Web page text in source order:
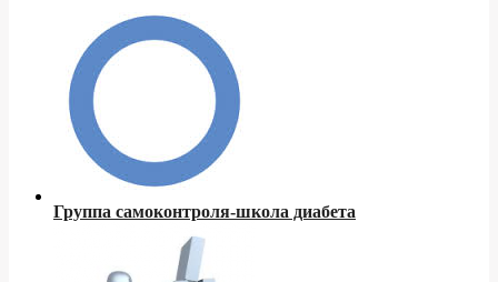
Группа самоконтроля-школа диабета